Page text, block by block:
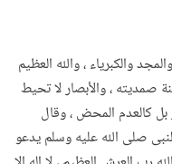
والكبرياء ، والله العظيم
صمديته ، والأبصار لا تحيط
كالعدم المحض ، وقال
صلى الله عليه وسلم يدعو